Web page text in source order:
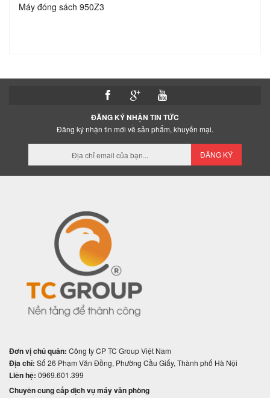
Máy đóng sách 950Z3
ĐĂNG KÝ NHẬN TIN TỨC
Đăng ký nhận tin mới về sản phẩm, khuyến mại.
ĐĂNG KÝ
Đơn vị chủ quản: Công ty CP TC Group Việt Nam
Địa chỉ: Số 26 Phạm Văn Đồng, Phường Cầu Giấy, Thành phố Hà Nội
Liên hệ: 0969.601.399
Chuyên cung cấp dịch vụ máy văn phòng